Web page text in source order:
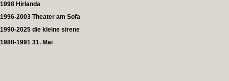
1998 Hirlanda
1996-2003 Theater am Sofa
1990-2025 die kleine sirene
1988-1991 31. Mai